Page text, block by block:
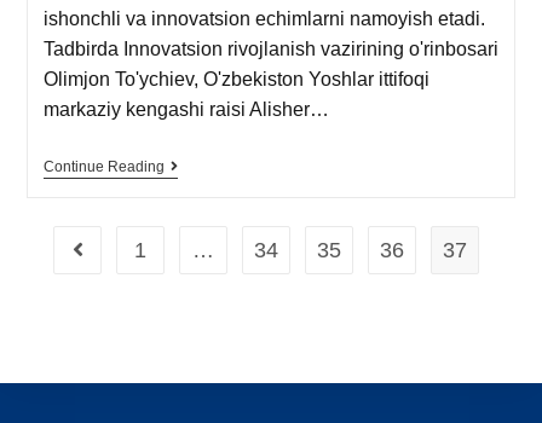
ishonchli va innovatsion echimlarni namoyish etadi.
Tadbirda Innovatsion rivojlanish vazirining o'rinbosari
Olimjon To'ychiev, O'zbekiston Yoshlar ittifoqi
markaziy kengashi raisi Alisher…
Continue Reading
1 … 34 35 36 37